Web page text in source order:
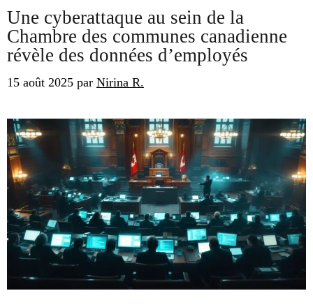
Une cyberattaque au sein de la
Chambre des communes canadienne
révèle des données d’employés
15 août 2025 par Nirina R.